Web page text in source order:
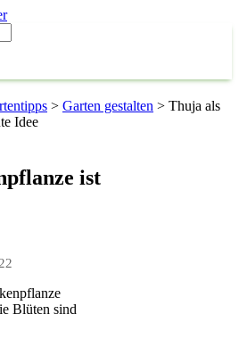
> Garten gestalten > Thuja als
Idee
ist